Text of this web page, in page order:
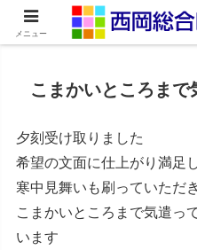
ネット印刷通販
こまかいところまで
夕刻受け取りました
希望の文面に仕上がり満足
寒中見舞いも刷っていただ
こまかいところまで気遣っ
います
メニュー